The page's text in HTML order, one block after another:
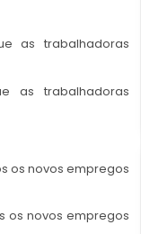
as trabalhadoras
as trabalhadoras
os novos empregos
os novos empregos